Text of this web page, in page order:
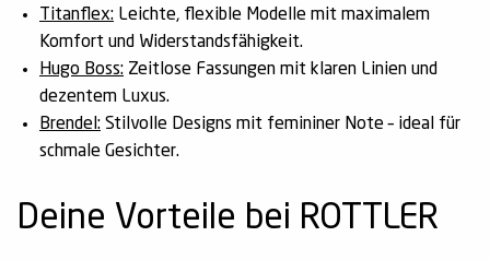
Titanflex: Leichte, flexible Modelle mit maximalem
Komfort und Widerstandsfähigkeit.
Hugo Boss: Zeitlose Fassungen mit klaren Linien und
dezentem Luxus.
Brendel: Stilvolle Designs mit femininer Note – ideal für
schmale Gesichter.
Deine Vorteile bei ROTTLER